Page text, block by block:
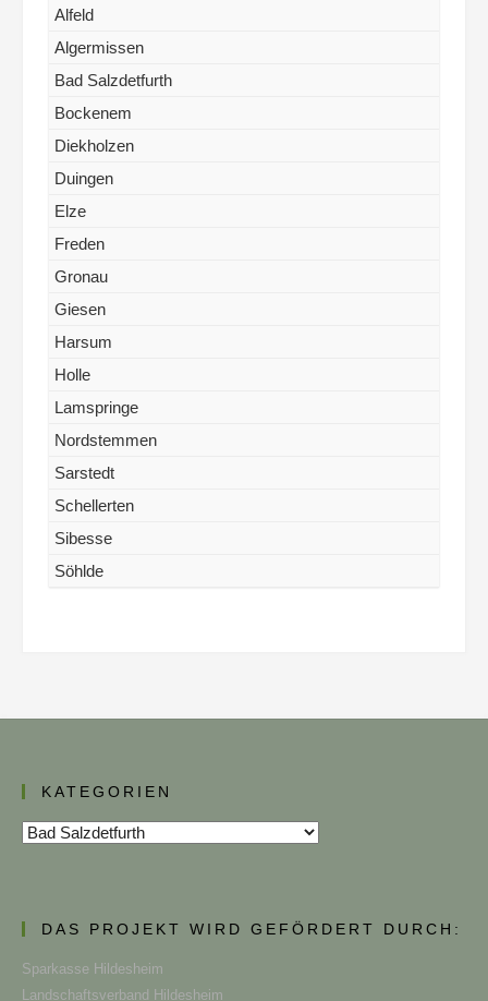
Alfeld
Algermissen
Bad Salzdetfurth
Bockenem
Diekholzen
Duingen
Elze
Freden
Gronau
Giesen
Harsum
Holle
Lamspringe
Nordstemmen
Sarstedt
Schellerten
Sibesse
Söhlde
KATEGORIEN
Kategorien
DAS PROJEKT WIRD GEFÖRDERT DURCH:
Sparkasse Hildesheim
Landschaftsverband Hildesheim